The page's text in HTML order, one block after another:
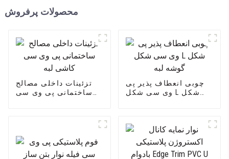
محصولات پرفروش
تزئینات داخلی مصالح
ساختمانی پی وی سی
چوبی انعطاف پذیر پی
وی سی شکل L شکل